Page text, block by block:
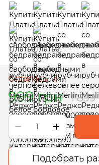
Осталось: 3
999 грн 1
Подобрать